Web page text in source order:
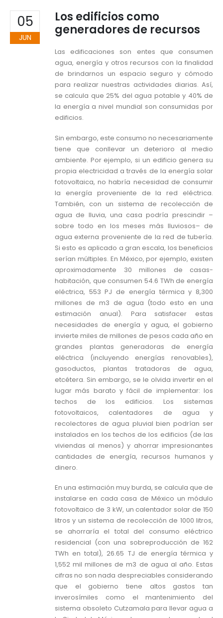
05
JUN
Los edificios como
generadores de recursos
Las edificaciones son entes que consumen
agua, energía y otros recursos con la finalidad
de brindarnos un espacio seguro y cómodo
para realizar nuestras actividades diarias. Así,
se calcula que 25% del agua potable y 40% de
la energía a nivel mundial son consumidas por
edificios.
Sin embargo, este consumo no necesariamente
tiene que conllevar un deterioro al medio
ambiente. Por ejemplo, si un edificio genera su
propia electricidad a través de la energía solar
fotovoltaica, no habría necesidad de consumir
la energía proveniente de la red eléctrica.
También, con un sistema de recolección de
agua de lluvia, una casa podría prescindir –
sobre todo en los meses más lluviosos– de
agua externa proveniente de la red de tubería.
Si esto es aplicado a gran escala, los beneficios
serían múltiples. En México, por ejemplo, existen
aproximadamente 30 millones de casas-
habitación, que consumen 54.6 TWh de energía
eléctrica, 553 PJ de energía térmica y 8,300
millones de m3 de agua (todo esto en una
estimación anual). Para satisfacer estas
necesidades de energía y agua, el gobierno
invierte miles de millones de pesos cada año en
grandes plantas generadoras de energía
eléctrica (incluyendo energías renovables),
gasoductos, plantas tratadoras de agua,
etcétera. Sin embargo, se le olvida invertir en el
lugar más barato y fácil de implementar: los
techos de los edificios. Los sistemas
fotovoltaicos, calentadores de agua y
recolectores de agua pluvial bien podrían ser
instalados en los techos de los edificios (de las
viviendas al menos) y ahorrar impresionantes
cantidades de energía, recursos humanos y
dinero.
En una estimación muy burda, se calcula que de
instalarse en cada casa de México un módulo
fotovoltaico de 3 kW, un calentador solar de 150
litros y un sistema de recolección de 1000 litros,
se ahorraría el total del consumo eléctrico
residencial (con una sobreproducción de 162
TWh en total), 26.65 TJ de energía térmica y
1,552 mil millones de m3 de agua al año. Estas
cifras no son nada despreciables considerando
que el gobierno tiene altos gastos tan
inverosímiles como el mantenimiento del
sistema obsoleto Cutzamala para llevar agua a